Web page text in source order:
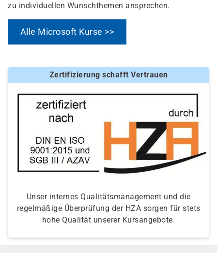
zu individuellen Wunschthemen ansprechen.
Alle Microsoft Kurse >>
Zertifizierung schafft Vertrauen
Unser internes Qualitätsmanagement und die
regelmäßige Überprüfung der HZA sorgen für stets
hohe Qualität unserer Kursangebote.